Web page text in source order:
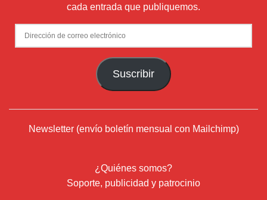
cada entrada que publiquemos.
Dirección
de
Suscribir
Newsletter (envío boletín mensual con Mailchimp)
¿Quiénes somos?
Soporte, publicidad y patrocinio